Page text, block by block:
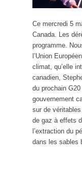
Ce mercredi 5
Canada. Les
programme.
l’Union
climat, qu’elle
canadien,
du prochain
gouvernement
sur de
de gaz à effets
l’extraction du
dans les sables